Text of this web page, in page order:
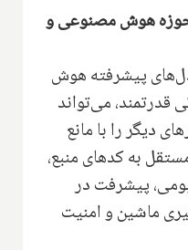
حوزه هوش مصنوعی و
پیشرفته هوش
قدرتمند، می‌تواند
دیگر را با مانع
به کدهای منبع،
پیشرفت در
ماشین و امنیت